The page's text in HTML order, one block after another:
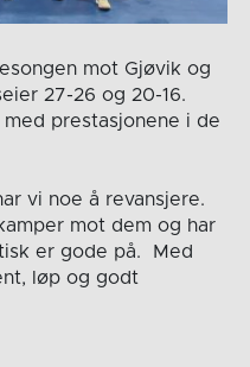
mot Gjøvik og
27-26 og 20-16.
prestasjonene i de
vi noe å revansjere.
mot dem og har
er gode på. Med
løp og godt